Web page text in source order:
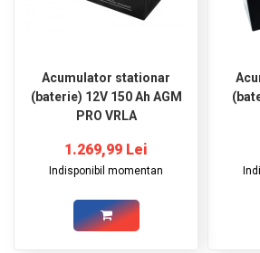
Acumulator stationar
(baterie) 12V 150 Ah AGM
PRO VRLA
1.269,99 Lei
Indisponibil momentan
(baterie)